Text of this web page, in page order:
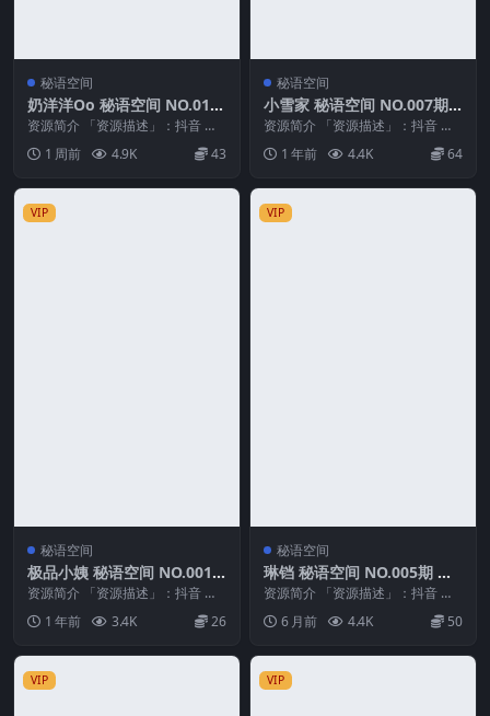
秘语空间
奶洋洋Oo 秘语空间 NO.016
期
资源简介 「资源描述」：抖音 奶
洋洋Oo 秘语空间 NO.016期 【26
P4V...1 周前 4.9K 43
秘语空间
小雪家 秘语空间 NO.007期
最新至：2025.7.30
资源简介 「资源描述」：抖音 小
雪家 秘语空间 NO.007期 【10P】
最新至...
1 年前 4.4K 64
VIP
秘语空间
极品小姨 秘语空间 NO.001
期
资源简介 「资源描述」：抖音 极
品小姨 秘语空间 NO.001期 【11P
9V】...1 年前 3.4K 26
VIP
秘语空间
琳铛 秘语空间 NO.005期 最
新至：2026.1.25
资源简介 「资源描述」：抖音 琳
铛 秘语空间 NO.005期 【40P】最
新至：...
6 月前 4.4K 50
VIP VIP